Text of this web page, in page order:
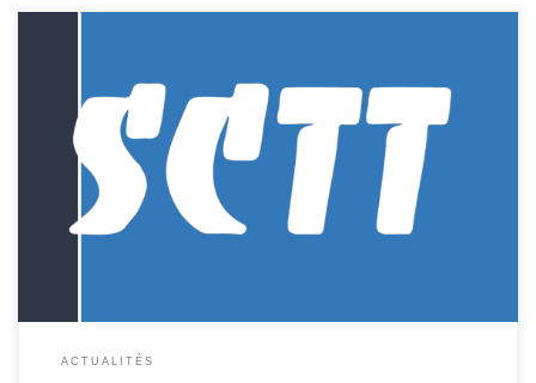
R2-> St Nazaire 6-8 St Colomban > termine 2ème PR-> St Colomban
11–9 La Montagne > termine 2ème D2-> Vieillevigne 8–12 St Colomban
> termine 1ère et Monte en D1 D4 -> Pellerin 2–8 St Colomban >
termine 3ème Cadets/Juniors D2-> Ste Pazanne 1–9 St Colomban >
termine 1ère et […]
ACTUALITÉS